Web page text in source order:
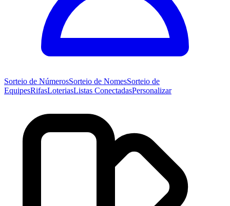
Sorteio de NúmerosSorteio de NomesSorteio de
EquipesRifasLoteriasListas ConectadasPersonalizar